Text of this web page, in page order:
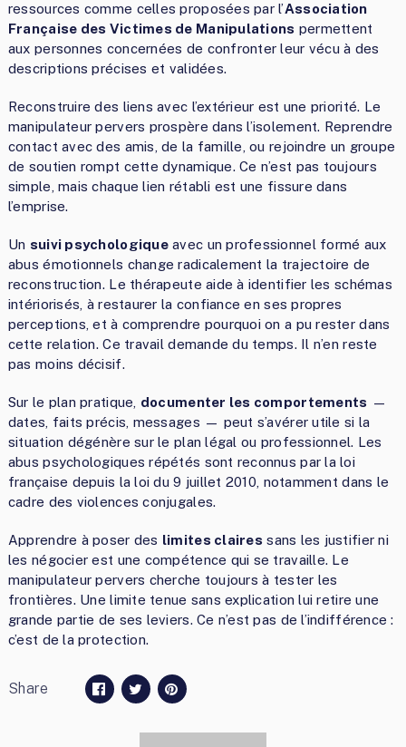
ressources comme celles proposées par l’Association
Française des Victimes de Manipulations permettent
aux personnes concernées de confronter leur vécu à des
descriptions précises et validées.
Reconstruire des liens avec l’extérieur est une priorité. Le
manipulateur pervers prospère dans l’isolement. Reprendre
contact avec des amis, de la famille, ou rejoindre un groupe
de soutien rompt cette dynamique. Ce n’est pas toujours
simple, mais chaque lien rétabli est une fissure dans
l’emprise.
Un suivi psychologiqueavec un professionnel formé aux
abus émotionnels change radicalement la trajectoire de
reconstruction. Le thérapeute aide à identifier les schémas
intériorisés, à restaurer la confiance en ses propres
perceptions, et à comprendre pourquoi on a pu rester dans
cette relation. Ce travail demande du temps. Il n’en reste
pas moins décisif.
Sur le plan pratique, documenter les comportements —
dates, faits précis, messages — peut s’avérer utile si la
situation dégénère sur le plan légal ou professionnel. Les
abus psychologiques répétés sont reconnus par la loi
française depuis la loi du 9 juillet 2010, notamment dans le
cadre des violences conjugales.
Apprendre à poser des limites claires sans les justifier ni
les négocier est une compétence qui se travaille. Le
manipulateur pervers cherche toujours à tester les
frontières. Une limite tenue sans explication lui retire une
grande partie de ses leviers. Ce n’est pas de l’indifférence :
c’est de la protection.
Share